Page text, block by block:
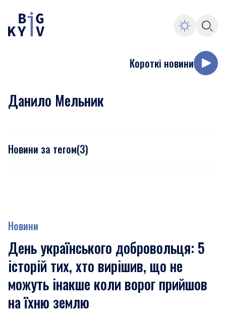
Короткі новини
Данило Мельник
Новини за тегом(3)
Новини
День українського добровольця: 5
історій тих, хто вирішив, що не
можуть інакше коли ворог прийшов
на їхню землю